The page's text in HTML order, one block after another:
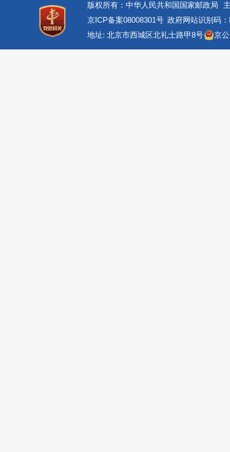
版权所有：中华人民共和国国家邮政局
京ICP备案08008301号 政府网站识别码
地址: 北京市西城区北礼士路甲8号
京